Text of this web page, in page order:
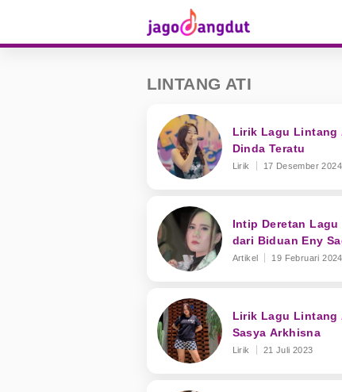
LINTANG ATI
Lirik Lagu Lintang
Dinda Teratu
Lirik 17 Desember 2024
Intip Deretan Lagu
dari Biduan Eny
Artikel 19 Februari 2024
Lirik Lagu Lintang
Sasya Arkhisna
Lirik 21 Juli 2023